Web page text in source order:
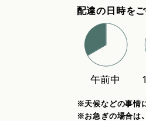
配達の日時をご
※天候などの事情
※お急ぎの場合は